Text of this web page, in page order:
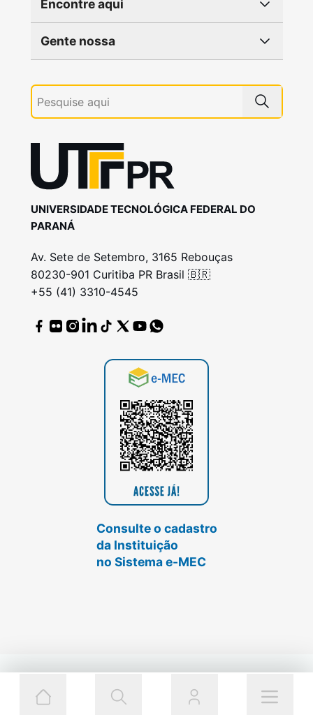
Encontre aqui
Gente nossa
UNIVERSIDADE TECNOLÓGICA FEDERAL DO
PARANÁ
Av. Sete de Setembro, 3165 Rebouças
80230-901 Curitiba PR Brasil 🇧🇷
+55 (41) 3310-4545
Consulte o cadastro
da Instituição
no Sistema e-MEC